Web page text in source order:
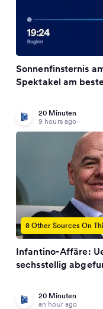
Sonnenfinsternis
Spektakel am
20 Minuten
9 hours ago
8 Other Sources On
Infantino-Affäre:
sechsstellig
20 Minuten
an hour ago